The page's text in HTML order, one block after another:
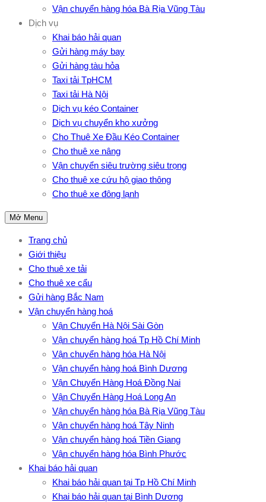
Vận chuyển hàng hóa Bà Rịa Vũng Tàu
Dịch vụ
Khai báo hải quan
Gửi hàng máy bay
Gửi hàng tàu hỏa
Taxi tải TpHCM
Taxi tải Hà Nội
Dịch vụ kéo Container
Dịch vụ chuyển kho xưởng
Cho Thuê Xe Đầu Kéo Container
Cho thuê xe nâng
Vận chuyển siêu trường siêu trọng
Cho thuê xe cứu hộ giao thông
Cho thuê xe đông lạnh
Mở Menu
Trang chủ
Giới thiệu
Cho thuê xe tải
Cho thuê xe cẩu
Gửi hàng Bắc Nam
Vận chuyển hàng hoá
Vận Chuyển Hà Nội Sài Gòn
Vận chuyển hàng hoá Tp Hồ Chí Minh
Vận chuyển hàng hóa Hà Nội
Vận chuyển hàng hoá Bình Dương
Vận Chuyển Hàng Hoá Đồng Nai
Vận Chuyển Hàng Hoá Long An
Vận chuyển hàng hóa Bà Rịa Vũng Tàu
Vận chuyển hàng hoá Tây Ninh
Vận chuyển hàng hoá Tiền Giang
Vận chuyển hàng hóa Bình Phước
Khai báo hải quan
Khai báo hải quan tại Tp Hồ Chí Minh
Khai báo hải quan tại Bình Dương